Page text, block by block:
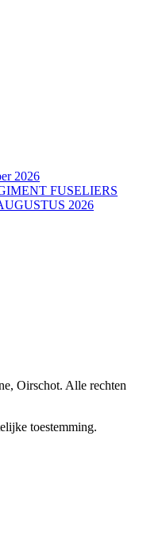
2026
FUSELIERS
2026
Oirschot. Alle rechten
toestemming.